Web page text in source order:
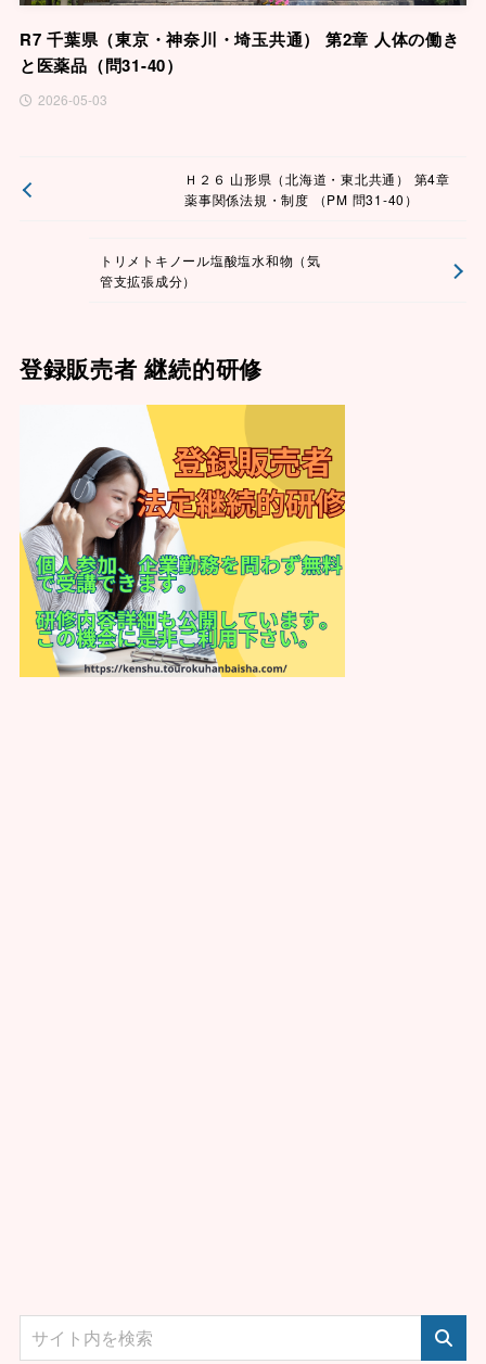
R7 千葉県（東京・神奈川・埼玉共通） 第2章 人体の働き
と医薬品（問31-40）
2026-05-03
Ｈ２６ 山形県（北海道・東北共通） 第4章
薬事関係法規・制度 （PM 問31-40）
トリメトキノール塩酸塩水和物（気
管支拡張成分）
登録販売者 継続的研修